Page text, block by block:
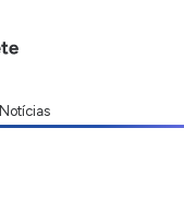
Notícias